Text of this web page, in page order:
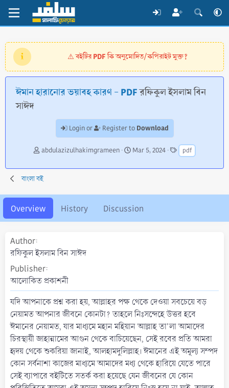
⚠️বইটির PDF কি অনুমোদিত/কপিরাইট মুক্ত?
ঈমান হারানোর ভয়াবহ কারণ - PDFরফিকুল ইসলাম বিন
সাঈদ
Login or Register to Download
A
t
h
r
abdulazizulhakimgrameen
C
e
i
o
Mar 5, 2024
T
a
g
pdf
বাংলা বই
Overview History Discussion
Author
রফিকুল ইসলাম বিন সাঈদ
Publisher
আলোকিত প্রকাশনী
যদি আপনাকে প্রশ্ন করা হয়, আল্লাহর পক্ষ থেকে দেওয়া সবচেয়ে বড়
নেয়ামত আপনার জীবনে কোনটা? তাহলে নিঃসন্দেহে উত্তর হবে
ঈমানের নেয়ামত, যার মাধ্যমে মহান মহিয়ান আল্লাহ তা'লা আমাদের
চিরস্থায়ী জাহান্নামের আগুন থেকে বাচিয়েছেন, সেই রবের প্রতি আমরা
হৃদয় থেকে শুকরিয়া জানাই, আলহামদুলিল্লাহ। ঈমানের এই অমূল্য সম্পদ
কোন সর্বনাশা কাজের মাধ্যমে আমাদের মধ্য থেকে হারিয়ে যেতে পারে
সেই ব্যাপারে বইটিতে সতর্ক করা হয়েছে যেন জীবনের যে কোন